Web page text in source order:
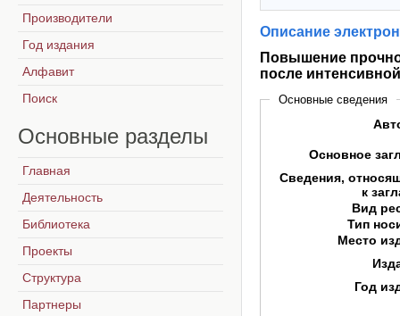
Описание
Повышение
после
Основные сведения
Основное
Сведения,
к
Вид
Тип
Место
Год
Производители
Год издания
Алфавит
Поиск
Основные разделы
Главная
Деятельность
Библиотека
Проекты
Структура
Партнеры